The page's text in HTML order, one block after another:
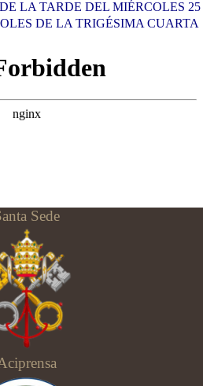
LA TARDE DEL MIÉRCOLES 25
DE LA TRIGÉSIMA CUARTA
Sede